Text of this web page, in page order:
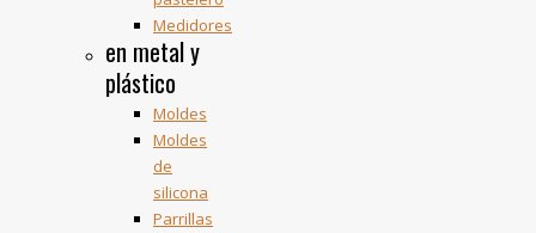
Medidores
en metal y
plástico
Moldes
Moldes
de
silicona
Parrillas